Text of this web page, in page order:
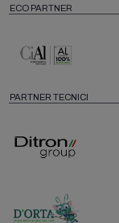
ECO PARTNER
PARTNER TECNICI